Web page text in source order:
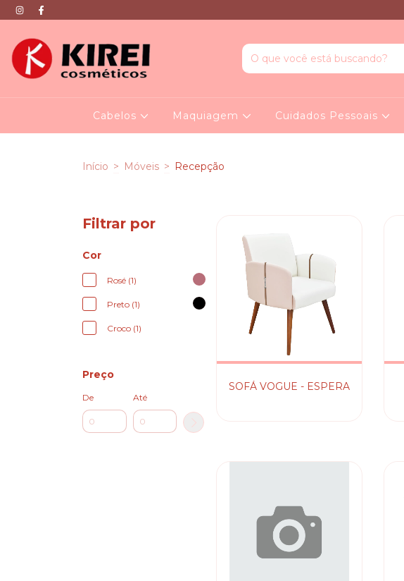
Cabelos Maquiagem Cuidados Pessoais
Início > Móveis > Recepção
Filtrar por
Cor
Rosé (1)
Preto (1)
Croco (1)
Preço
De Até
SOFÁ VOGUE - ESPERA